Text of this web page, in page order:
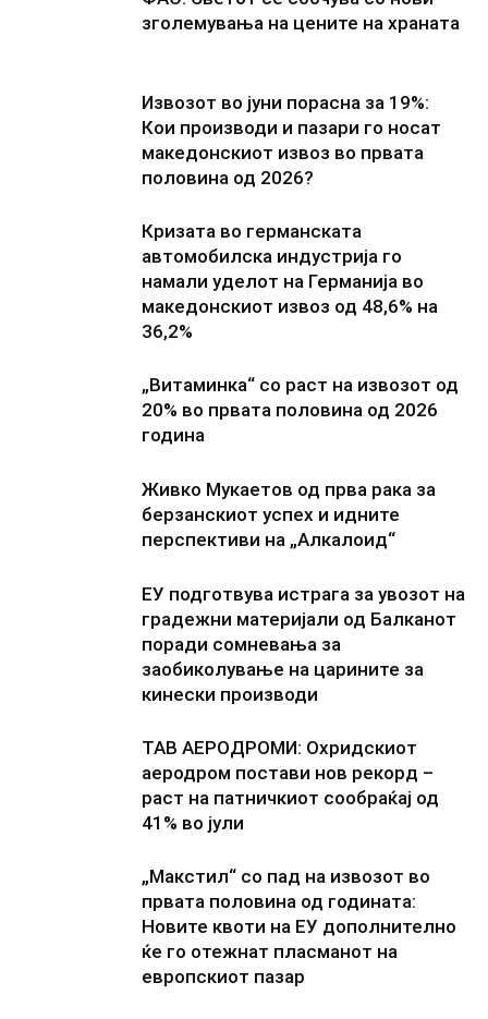
зголемувања на цените на храната
Извозот во јуни порасна за 19%:
Кои производи и пазари го носат
македонскиот извоз во првата
половина од 2026?
Кризата во германската
автомобилска индустрија го
намали уделот на Германија во
македонскиот извоз од 48,6% на
36,2%
„Витаминка“ со раст на извозот од
20% во првата половина од 2026
година
Живко Мукаетов од прва рака за
берзанскиот успех и идните
перспективи на „Алкалоид“
ЕУ подготвува истрага за увозот на
градежни материјали од Балканот
поради сомневања за
заобиколување на царините за
кинески производи
ТАВ АЕРОДРОМИ: Охридскиот
аеродром постави нов рекорд –
раст на патничкиот сообраќај од
41% во јули
„Макстил“ со пад на извозот во
првата половина од годината:
Новите квоти на ЕУ дополнително
ќе го отежнат пласманот на
европскиот пазар